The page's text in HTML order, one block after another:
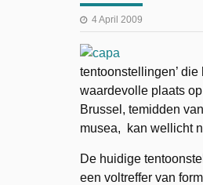
4 April 2009
tentoonstellingen’
waardevolle plaats
Brussel, temidden
musea, kan wellicht
De huidige
een voltreffer van